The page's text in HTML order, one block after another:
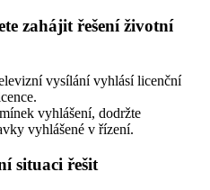
zahájit řešení životní
vysílání vyhlásí licenční
vyhlášení, dodržte
vyhlášené v řízení.
situaci řešit